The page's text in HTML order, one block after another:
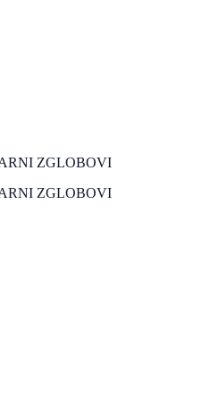
ZGLOBOVI
ZGLOBOVI